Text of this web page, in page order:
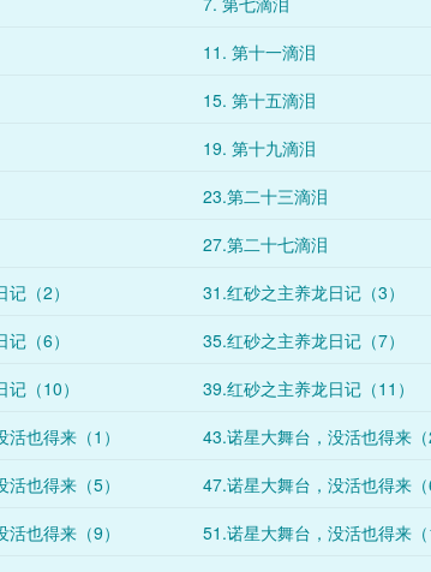
11. 第十一滴泪
15. 第十五滴泪
19. 第十九滴泪
23.第二十三滴泪
27.第二十七滴泪
（2） 31.红砂之主养龙日记（3）
（6） 35.红砂之主养龙日记（7）
（10） 39.红砂之主养龙日记（11）
也得来（1） 43.诺星大舞台，没活也得来（
也得来（5） 47.诺星大舞台，没活也得来（
也得来（9） 51.诺星大舞台，没活也得来（